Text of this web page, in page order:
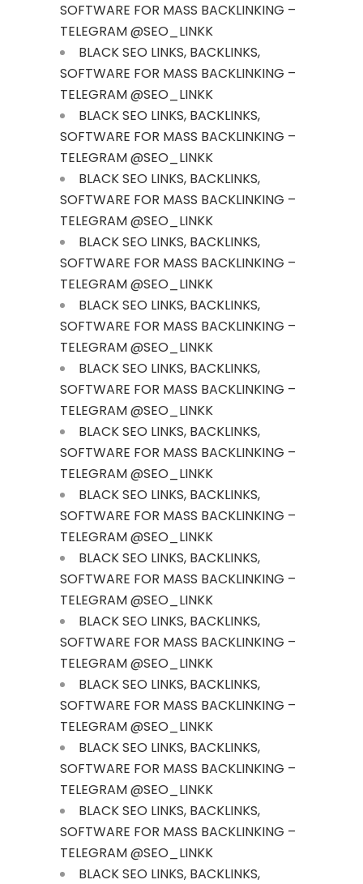
SOFTWARE FOR MASS BACKLINKING –
TELEGRAM @SEO_LINKK
BLACK SEO LINKS, BACKLINKS,
SOFTWARE FOR MASS BACKLINKING –
TELEGRAM @SEO_LINKK
BLACK SEO LINKS, BACKLINKS,
SOFTWARE FOR MASS BACKLINKING –
TELEGRAM @SEO_LINKK
BLACK SEO LINKS, BACKLINKS,
SOFTWARE FOR MASS BACKLINKING –
TELEGRAM @SEO_LINKK
BLACK SEO LINKS, BACKLINKS,
SOFTWARE FOR MASS BACKLINKING –
TELEGRAM @SEO_LINKK
BLACK SEO LINKS, BACKLINKS,
SOFTWARE FOR MASS BACKLINKING –
TELEGRAM @SEO_LINKK
BLACK SEO LINKS, BACKLINKS,
SOFTWARE FOR MASS BACKLINKING –
TELEGRAM @SEO_LINKK
BLACK SEO LINKS, BACKLINKS,
SOFTWARE FOR MASS BACKLINKING –
TELEGRAM @SEO_LINKK
BLACK SEO LINKS, BACKLINKS,
SOFTWARE FOR MASS BACKLINKING –
TELEGRAM @SEO_LINKK
BLACK SEO LINKS, BACKLINKS,
SOFTWARE FOR MASS BACKLINKING –
TELEGRAM @SEO_LINKK
BLACK SEO LINKS, BACKLINKS,
SOFTWARE FOR MASS BACKLINKING –
TELEGRAM @SEO_LINKK
BLACK SEO LINKS, BACKLINKS,
SOFTWARE FOR MASS BACKLINKING –
TELEGRAM @SEO_LINKK
BLACK SEO LINKS, BACKLINKS,
SOFTWARE FOR MASS BACKLINKING –
TELEGRAM @SEO_LINKK
BLACK SEO LINKS, BACKLINKS,
SOFTWARE FOR MASS BACKLINKING –
TELEGRAM @SEO_LINKK
BLACK SEO LINKS, BACKLINKS,